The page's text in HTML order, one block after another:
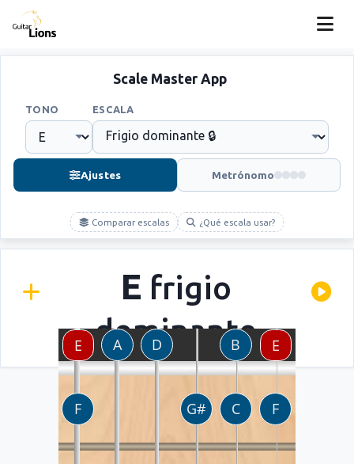
Scale Master App
TONO ESCALA
Ajustes Metrónomo
Comparar escalas ¿Qué escala usar?
E frigio
dominante